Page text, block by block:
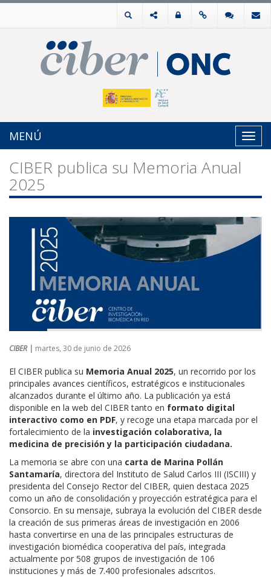
MENÚ
CIBER publica su Memoria Anual
2025
CIBER | martes, 30 de junio de 2026
El CIBER publica su Memoria Anual 2025, un recorrido por los
principales avances científicos, estratégicos e institucionales
alcanzados durante el último año. La publicación ya está
disponible en la web del CIBER tanto en formato digital
interactivo como en PDF, y recoge una etapa marcada por el
fortalecimiento de la investigación colaborativa, la
medicina de precisión y la participación ciudadana.
La memoria se abre con una carta de Marina Pollán
Santamaría, directora del Instituto de Salud Carlos III (ISCIII) y
presidenta del Consejo Rector del CIBER, quien destaca 2025
como un año de consolidación y proyección estratégica para el
Consorcio. En su mensaje, subraya la evolución del CIBER desde
la creación de sus primeras áreas de investigación en 2006
hasta convertirse en una de las principales estructuras de
investigación biomédica cooperativa del país, integrada
actualmente por 508 grupos de investigación de 106
instituciones y más de 7.400 profesionales adscritos.